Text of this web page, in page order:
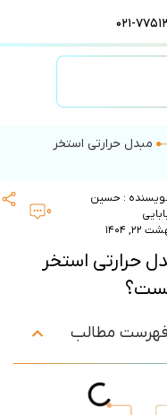
۷۷۵۱۳۱۰۰
مبدل حرارتی استخر
: حسین
۱۴۰۴
0
حرارتی استخر
فهرست مطالب